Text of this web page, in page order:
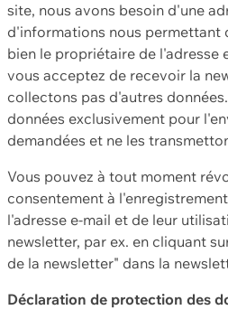
site, nous avons besoin d'une
d'informations nous permettant
bien le propriétaire de l'adresse
vous acceptez de recevoir la
collectons pas d'autres
données exclusivement pour
demandées et ne les
Vous pouvez à tout moment
consentement à
l'adresse e-mail et de leur
newsletter, par ex. en cliquant
de la newsletter" dans la
Déclaration de protection des